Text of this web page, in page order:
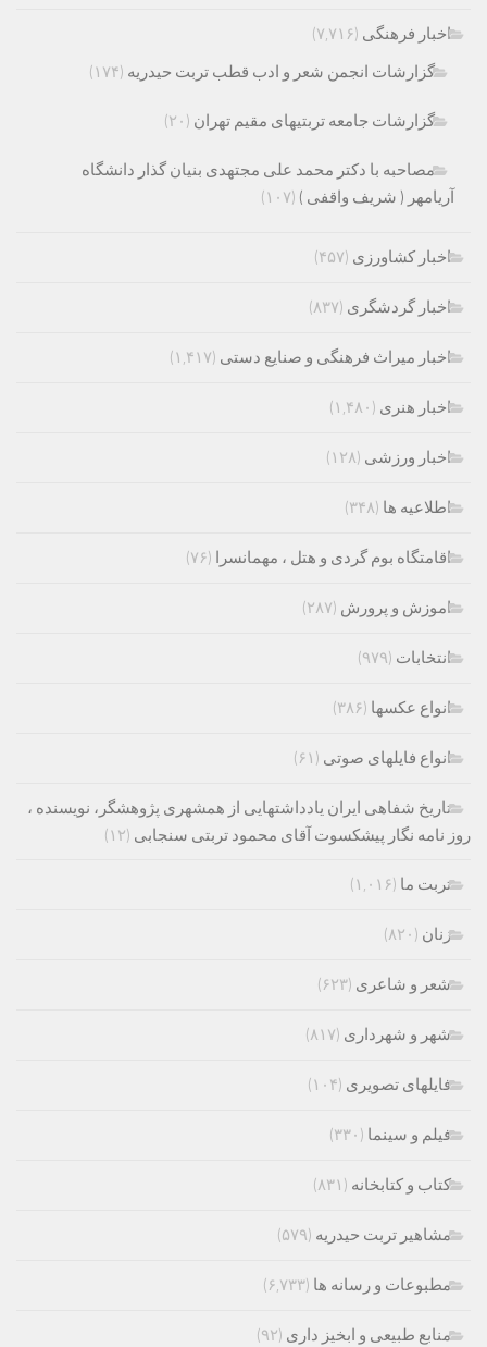
اخبار فرهنگی (۷,۷۱۶)
گزارشات انجمن شعر و ادب قطب تربت حیدریه (۱۷۴)
گزارشات جامعه تربتیهای مقیم تهران (۲۰)
مصاحبه با دکتر محمد علی مجتهدی بنیان گذار دانشگاه
آریامهر ( شریف واقفی ) (۱۰۷)
اخبار کشاورزی (۴۵۷)
اخبار گردشگری (۸۳۷)
اخبار میراث فرهنگی و صنایع دستی (۱,۴۱۷)
اخبار هنری (۱,۴۸۰)
اخبار ورزشی (۱۲۸)
اطلاعیه ها (۳۴۸)
اقامتگاه بوم گردی و هتل ، مهمانسرا (۷۶)
اموزش و پرورش (۲۸۷)
انتخابات (۹۷۹)
انواع عکسها (۳۸۶)
انواع فایلهای صوتی (۶۱)
تاریخ شفاهی ایران یادداشتهایی از همشهری پژوهشگر، نویسنده ،
روز نامه نگار پیشکسوت آقای محمود تربتی سنجابی (۱۲)
تربت ما (۱,۰۱۶)
زنان (۸۲۰)
شعر و شاعری (۶۲۳)
شهر و شهرداری (۸۱۷)
فایلهای تصویری (۱۰۴)
فیلم و سینما (۳۳۰)
کتاب و کتابخانه (۸۳۱)
مشاهیر تربت حیدریه (۵۷۹)
مطبوعات و رسانه ها (۶,۷۳۳)
منابع طبیعی و ابخیز داری (۹۲)